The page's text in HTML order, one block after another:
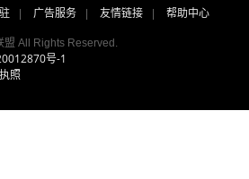
广告服务 友情链接 帮助中心
盟 All Rights Reserved.
号-1
照